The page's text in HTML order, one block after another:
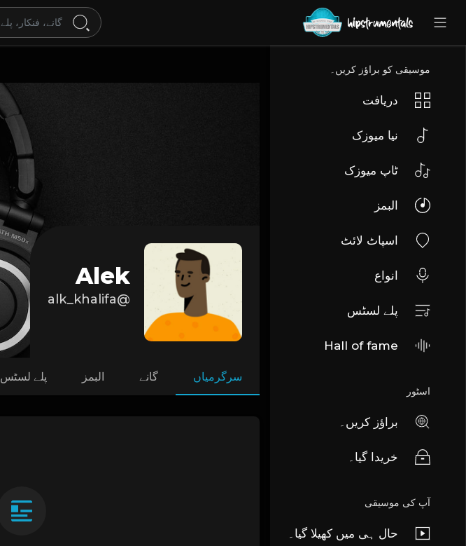
موسیقی کو براؤز کریں۔
دریافت
نیا میوزک
ٹاپ میوزک
البمز
اسپاٹ لائٹ
انواع
پلے لسٹس
Hall of fame
اسٹور
براؤز کریں۔
خریدا گیا۔
آپ کی موسیقی
حال ہی میں کھیلا گیا۔
Alek
@alk_khalifa
سرگرمیاں گانے البمز پلے لسٹس